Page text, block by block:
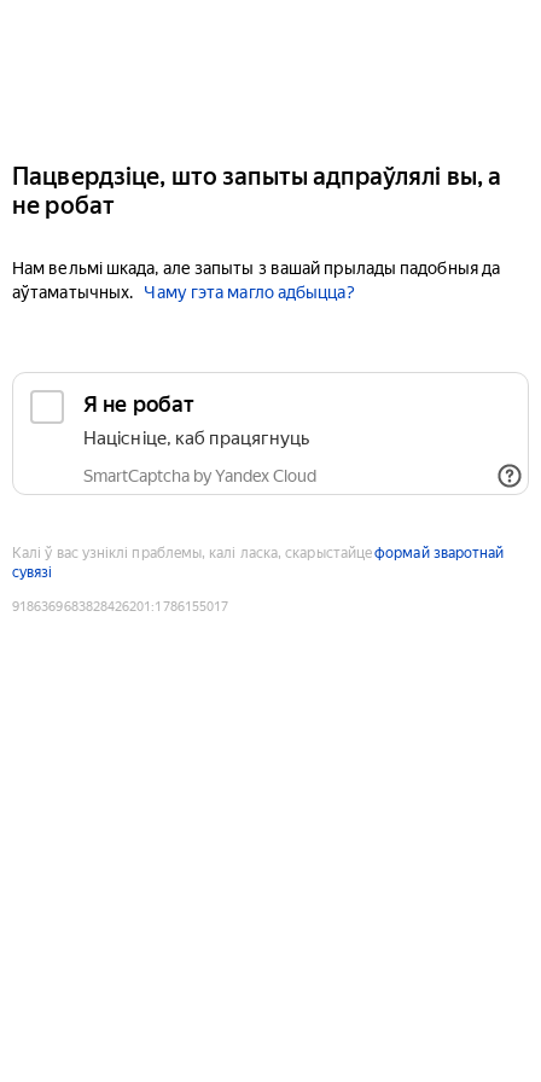
Пацвердзіце, што запыты адпраўлялі вы, а
не робат
Нам вельмі шкада, але запыты з вашай прылады падобныя да
аўтаматычных.
Чаму гэта магло адбыцца?
Я не робат
Націсніце, каб працягнуць
SmartCaptcha by Yandex Cloud
Калі ў вас узніклі праблемы, калі ласка, скарыстайцеформай зваротнай
сувязі
9186369683828426201 :1786155017